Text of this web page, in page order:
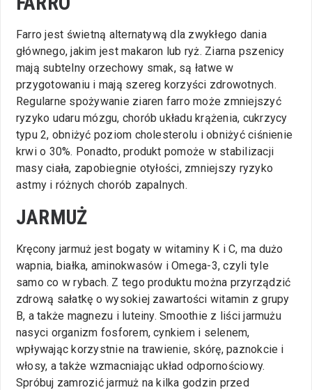
Farro jest świetną alternatywą dla zwykłego dania
głównego, jakim jest makaron lub ryż. Ziarna pszenicy
mają subtelny orzechowy smak, są łatwe w
przygotowaniu i mają szereg korzyści zdrowotnych.
Regularne spożywanie ziaren farro może zmniejszyć
ryzyko udaru mózgu, chorób układu krążenia, cukrzycy
typu 2, obniżyć poziom cholesterolu i obniżyć ciśnienie
krwi o 30%. Ponadto, produkt pomoże w stabilizacji
masy ciała, zapobiegnie otyłości, zmniejszy ryzyko
astmy i różnych chorób zapalnych.
JARMUŻ
Kręcony jarmuż jest bogaty w witaminy K i C, ma dużo
wapnia, białka, aminokwasów i Omega-3, czyli tyle
samo co w rybach. Z tego produktu można przyrządzić
zdrową sałatkę o wysokiej zawartości witamin z grupy
B, a także magnezu i luteiny. Smoothie z liści jarmużu
nasyci organizm fosforem, cynkiem i selenem,
wpływając korzystnie na trawienie, skórę, paznokcie i
włosy, a także wzmacniając układ odpornościowy.
Spróbuj zamrozić jarmuż na kilka godzin przed